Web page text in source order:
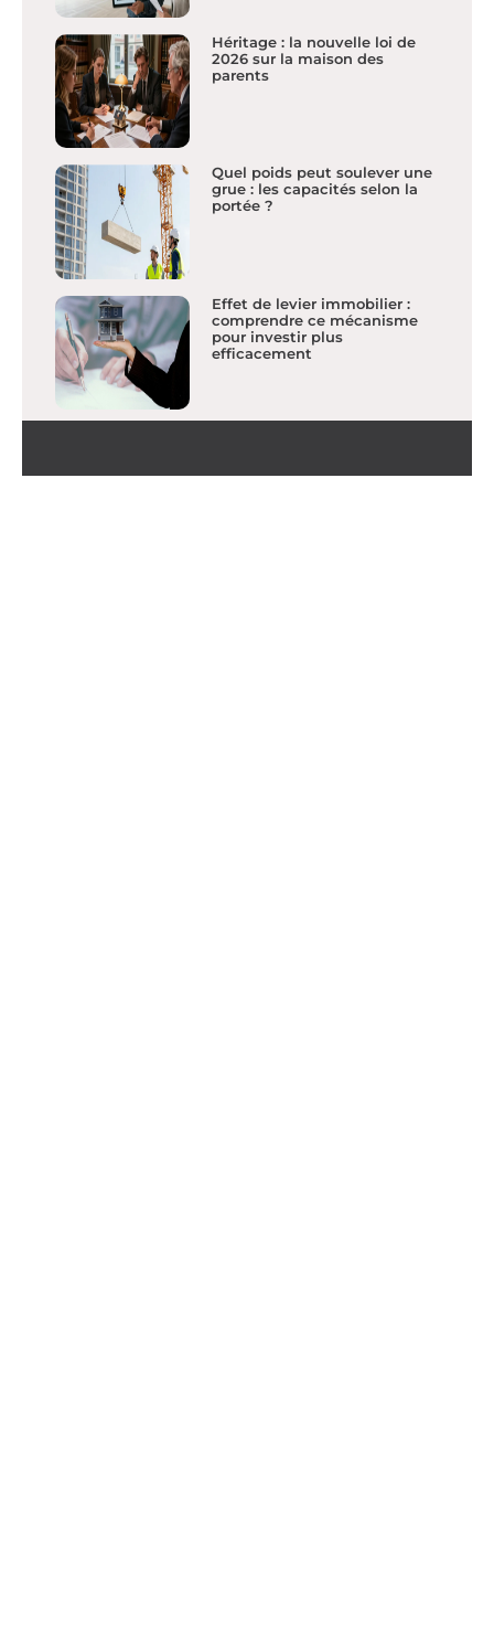
Héritage : la nouvelle loi de
2026 sur la maison des
parents
Quel poids peut soulever une
grue : les capacités selon la
portée ?
Effet de levier immobilier :
comprendre ce mécanisme
pour investir plus
efficacement